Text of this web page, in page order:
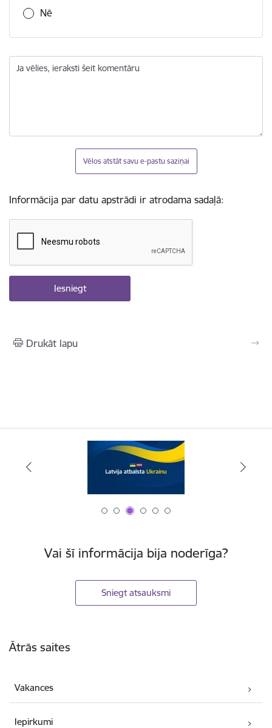
Nē
Ja vēlies, ieraksti šeit komentāru
Vēlos atstāt savu e-pastu saziņai
Informācija par datu apstrādi ir atrodama sadaļā:
Drukāt lapu
Vai šī informācija bija noderīga?
Sniegt atsauksmi
Ātrās saites
Vakances
Iepirkumi